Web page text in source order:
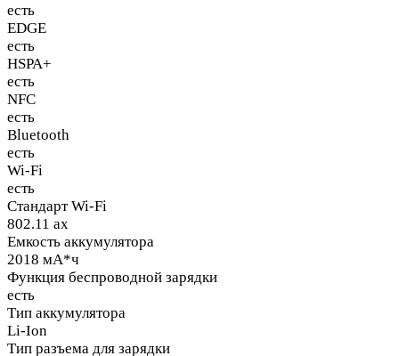
есть
EDGE
есть
HSPA+
есть
NFC
есть
Bluetooth
есть
Wi-Fi
есть
Стандарт Wi-Fi
802.11 ax
Емкость аккумулятора
2018 мА*ч
Функция беспроводной зарядки
есть
Тип аккумулятора
Li-Ion
Тип разъема для зарядки